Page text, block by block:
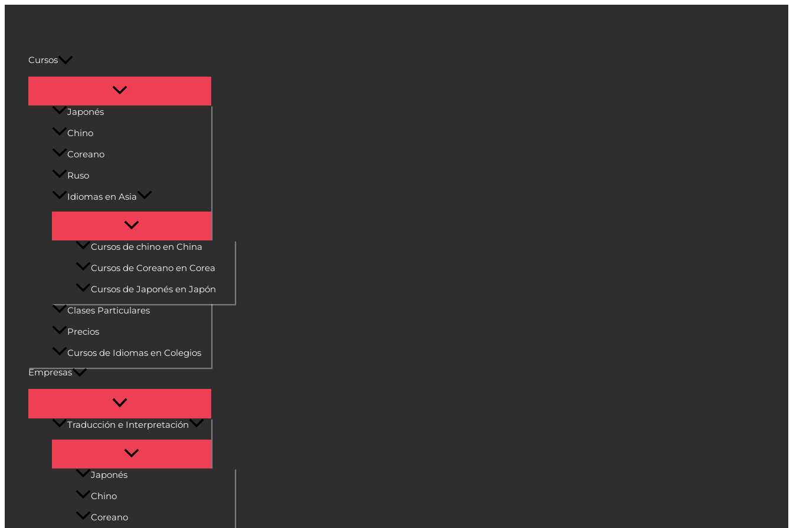
Ir
Cursos
Alternar
Japonés
Chino
Coreano
Ruso
Idiomas en Asia
Alternar
Cursos de chino en China
Cursos de Coreano en Corea
Cursos de Japonés en Japón
Clases Particulares
Precios
Cursos de Idiomas en Colegios
Empresas
Alternar
Traducción e Interpretación
Alternar
Japonés
Chino
Coreano
Alternar